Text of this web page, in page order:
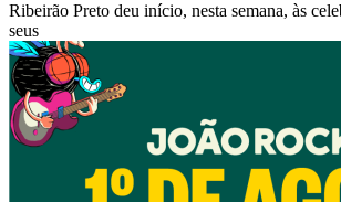
Ribeirão Preto deu início, nesta semana, às
seus